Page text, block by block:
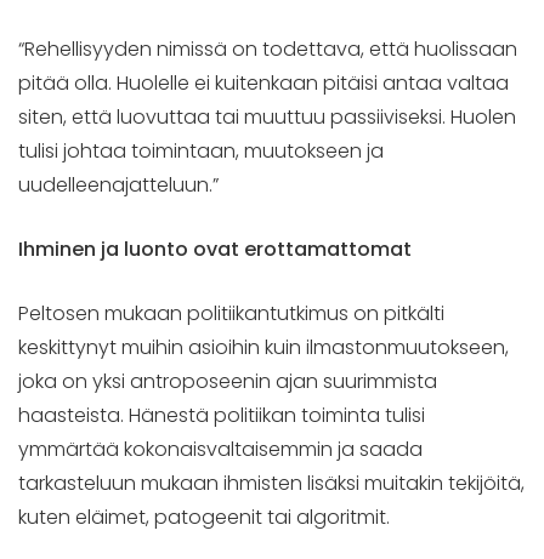
“Rehellisyyden nimissä on todettava, että huolissaan
pitää olla. Huolelle ei kuitenkaan pitäisi antaa valtaa
siten, että luovuttaa tai muuttuu passiiviseksi. Huolen
tulisi johtaa toimintaan, muutokseen ja
uudelleenajatteluun.”
Ihminen ja luonto ovat erottamattomat
Peltosen mukaan politiikantutkimus on pitkälti
keskittynyt muihin asioihin kuin ilmastonmuutokseen,
joka on yksi antroposeenin ajan suurimmista
haasteista. Hänestä politiikan toiminta tulisi
ymmärtää kokonaisvaltaisemmin ja saada
tarkasteluun mukaan ihmisten lisäksi muitakin tekijöitä,
kuten eläimet, patogeenit tai algoritmit.